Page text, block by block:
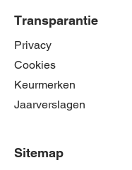
Transparantie
Privacy
Cookies
Keurmerken
Jaarverslagen
Sitemap